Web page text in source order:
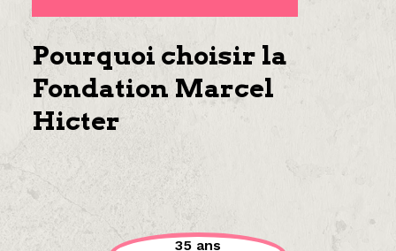
Pourquoi choisir la
Fondation Marcel
Hicter
35 ans